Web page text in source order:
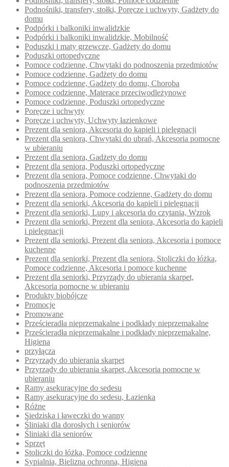
Podnośniki, transfery, stołki, Poręcze i uchwyty, Gadżety do
domu
Podpórki i balkoniki inwalidzkie
Podpórki i balkoniki inwalidzkie, Mobilność
Poduszki i maty grzewcze, Gadżety do domu
Poduszki ortopedyczne
Pomoce codzienne, Chwytaki do podnoszenia przedmiotów
Pomoce codzienne, Gadżety do domu
Pomoce codzienne, Gadżety do domu, Choroba
Pomoce codzienne, Materace przeciwodleżynowe
Pomoce codzienne, Poduszki ortopedyczne
Poręcze i uchwyty
Poręcze i uchwyty, Uchwyty łazienkowe
Prezent dla seniora, Akcesoria do kąpieli i pielęgnacji
Prezent dla seniora, Chwytaki do ubrań, Akcesoria pomocne
w ubieraniu
Prezent dla seniora, Gadżety do domu
Prezent dla seniora, Poduszki ortopedyczne
Prezent dla seniora, Pomoce codzienne, Chwytaki do
podnoszenia przedmiotów
Prezent dla seniora, Pomoce codzienne, Gadżety do domu
Prezent dla seniorki, Akcesoria do kąpieli i pielęgnacji
Prezent dla seniorki, Lupy i akcesoria do czytania, Wzrok
Prezent dla seniorki, Prezent dla seniora, Akcesoria do kąpieli
i pielęgnacji
Prezent dla seniorki, Prezent dla seniora, Akcesoria i pomoce
kuchenne
Prezent dla seniorki, Prezent dla seniora, Stoliczki do łóżka,
Pomoce codzienne, Akcesoria i pomoce kuchenne
Prezent dla seniorki, Przyrządy do ubierania skarpet,
Akcesoria pomocne w ubieraniu
Produkty biobójcze
Promocje
Promowane
Prześcieradła nieprzemakalne i podkłady nieprzemakalne
Prześcieradła nieprzemakalne i podkłady nieprzemakalne,
Higiena
przyłącza
Przyrządy do ubierania skarpet
Przyrządy do ubierania skarpet, Akcesoria pomocne w
ubieraniu
Ramy asekuracyjne do sedesu
Ramy asekuracyjne do sedesu, Łazienka
Różne
Siedziska i ławeczki do wanny
Śliniaki dla dorosłych i seniorów
Śliniaki dla seniorów
Sprzęt
Stoliczki do łóżka, Pomoce codzienne
Sypialnia, Bielizna ochronna, Higiena